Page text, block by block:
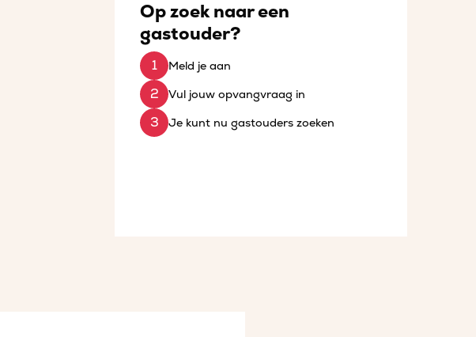
Op zoek naar een
gastouder?
Meld je aan
Vul jouw opvangvraag in
Je kunt nu gastouders zoeken